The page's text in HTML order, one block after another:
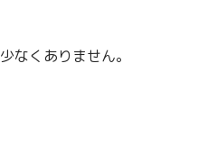
なくありません。